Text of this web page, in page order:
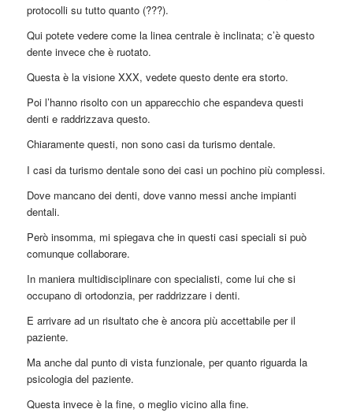
protocolli su tutto quanto (???).
Qui potete vedere come la linea centrale è inclinata; c’è questo
dente invece che è ruotato.
Questa è la visione XXX, vedete questo dente era storto.
Poi l’hanno risolto con un apparecchio che espandeva questi
denti e raddrizzava questo.
Chiaramente questi, non sono casi da turismo dentale.
I casi da turismo dentale sono dei casi un pochino più complessi.
Dove mancano dei denti, dove vanno messi anche impianti
dentali.
Però insomma, mi spiegava che in questi casi speciali si può
comunque collaborare.
In maniera multidisciplinare con specialisti, come lui che si
occupano di ortodonzia, per raddrizzare i denti.
E arrivare ad un risultato che è ancora più accettabile per il
paziente.
Ma anche dal punto di vista funzionale, per quanto riguarda la
psicologia del paziente.
Questa invece è la fine, o meglio vicino alla fine.